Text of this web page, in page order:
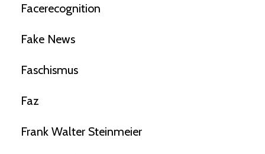
Facerecognition
Fake News
Faschismus
Faz
Frank Walter Steinmeier